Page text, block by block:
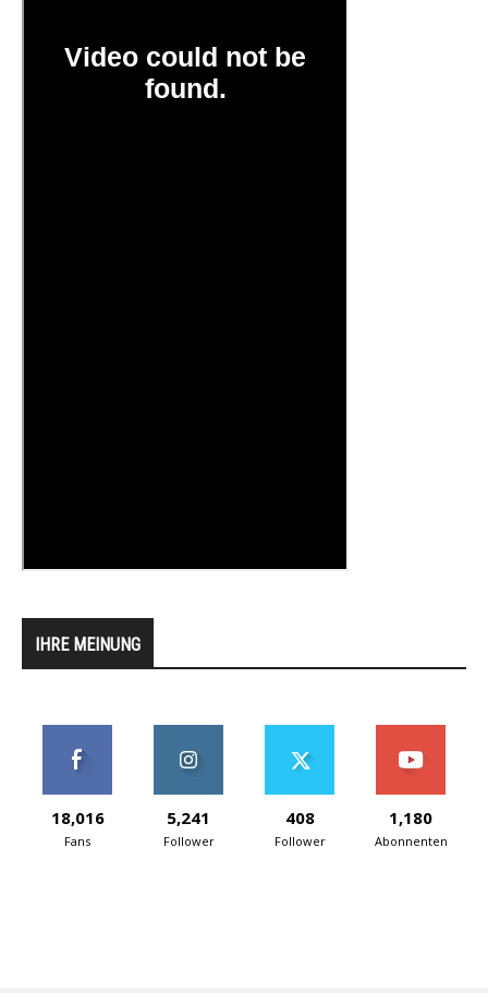
IHRE MEINUNG
18,016
Fans
5,241
Follower
408
Follower
1,180
Abonnenten